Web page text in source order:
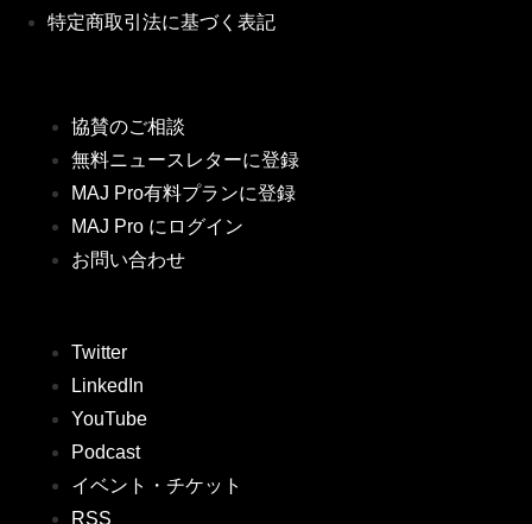
特定商取引法に基づく表記
協賛のご相談
無料ニュースレターに登録
MAJ Pro有料プランに登録
MAJ Pro にログイン
お問い合わせ
Twitter
LinkedIn
YouTube
Podcast
イベント・チケット
RSS